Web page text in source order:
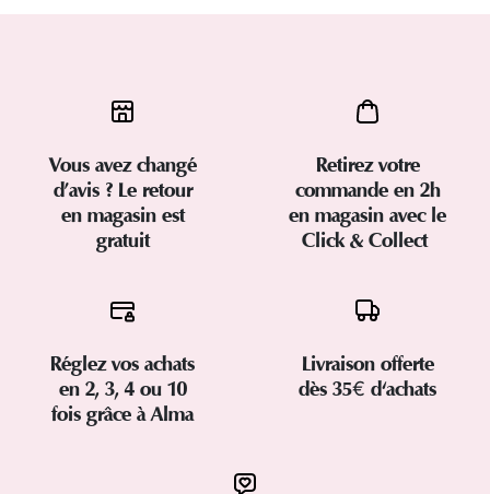
Vous avez changé
d’avis ? Le retour
en magasin est
gratuit
Retirez votre
commande en 2h
en magasin avec le
Click & Collect
Réglez vos achats
en 2, 3, 4 ou 10
fois grâce à Alma
Livraison offerte
dès 35€ d'achats